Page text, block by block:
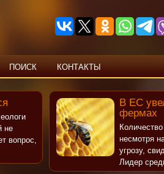
ПОИСК КОНТАКТЫ
не
вопрос,
В ЕС
фермах
несмотря
угрозу,
Лидер